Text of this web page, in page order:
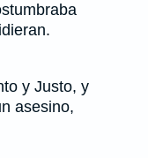
y Justo, y
asesino,